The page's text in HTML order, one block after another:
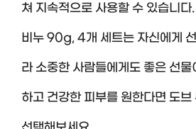
쳐 지속적으로 사용할 수 있습니다
비누 90g, 4개 세트는 자신에게
라 소중한 사람들에게도 좋은 선
하고 건강한 피부를 원한다면 도